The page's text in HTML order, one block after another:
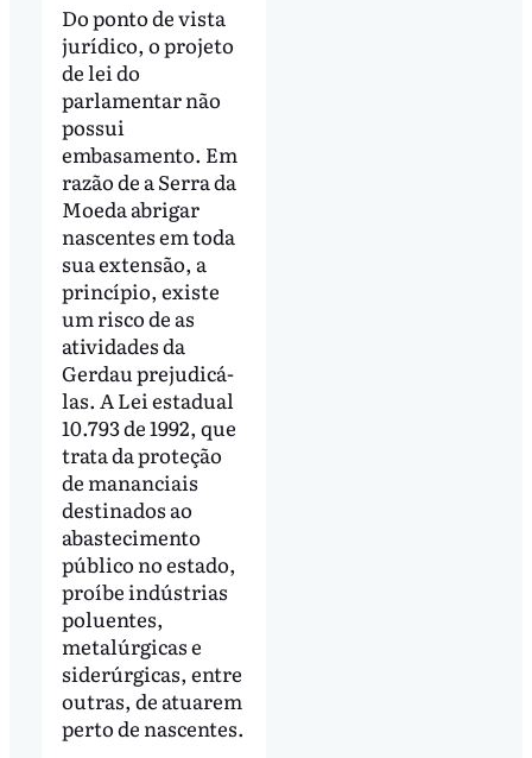
Do ponto de vista
jurídico, o projeto
de lei do
parlamentar não
possui
embasamento. Em
razão de a Serra da
Moeda abrigar
nascentes em toda
sua extensão, a
princípio, existe
um risco de as
atividades da
Gerdau prejudicá-
las. A Lei estadual
10.793 de 1992, que
trata da proteção
de mananciais
destinados ao
abastecimento
público no estado,
proíbe indústrias
poluentes,
metalúrgicas e
siderúrgicas, entre
outras, de atuarem
perto de nascentes.